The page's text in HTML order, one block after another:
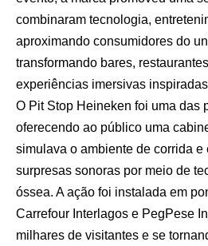
combinaram tecnologia,
aproximando consumidores do
transformando bares,
experiências imersivas
O Pit Stop Heineken foi uma das
oferecendo ao público uma
simulava o ambiente de corrida e
surpresas sonoras por meio de
óssea. A ação foi instalada em
Carrefour Interlagos e PegPese
milhares de visitantes e se